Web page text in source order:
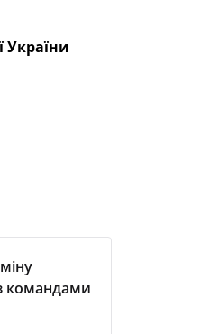
України
командами